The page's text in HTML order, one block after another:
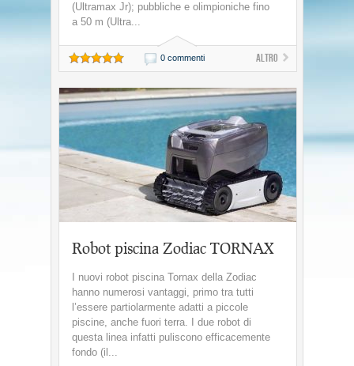
(Ultramax Jr); pubbliche e olimpioniche fino
a 50 m (Ultra...
0 commenti Altro
Robot piscina Zodiac TORNAX
I nuovi robot piscina Tornax della Zodiac
hanno numerosi vantaggi, primo tra tutti
l’essere partiolarmente adatti a piccole
piscine, anche fuori terra. I due robot di
questa linea infatti puliscono efficacemente
fondo (il...